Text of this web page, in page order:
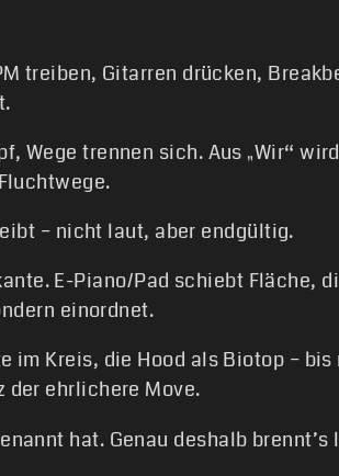
treiben, Gitarren drücken,
Wege trennen sich. Aus „Wir“
– nicht laut, aber endgültig.
E-Piano/Pad schiebt Fläche,
einordnet.
Kreis, die Hood als Biotop – bis
der ehrlichere Move.
hat. Genau deshalb brennt’s